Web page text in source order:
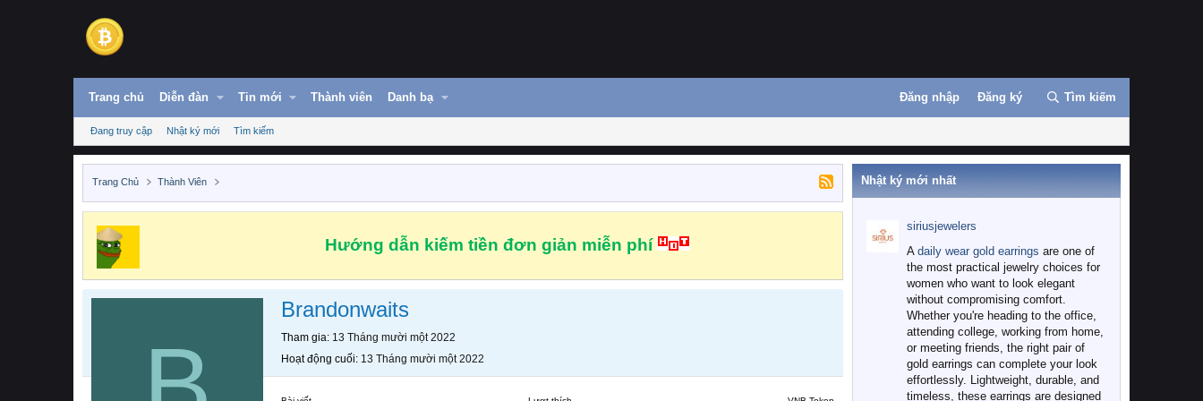
Trang chủ Diễn đàn Tin mới Thành viên Danh bạ Đăng nhập Đăng ký Tìm kiếm
Đang truy cập Nhật ký mới Tìm kiếm
Trang Chủ Thành Viên
Hướng dẫn kiếm tiền đơn giản miễn phí
Brandonwaits
Tham gia 13 Tháng mười một 2022
Hoạt động cuối 13 Tháng mười một 2022
Nhật ký mới nhất
siriusjewelers
A daily wear gold earrings are one of
the most practical jewelry choices for
women who want to look elegant
without compromising comfort.
Whether you're heading to the office,
attending college, working from home,
or meeting friends, the right pair of
gold earrings can complete your look
effortlessly. Lightweight, durable, and
timeless, these earrings are designed